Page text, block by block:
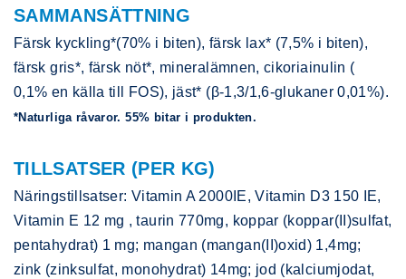
SAMMANSÄTTNING
Färsk kyckling*(70% i biten), färsk lax* (7,5% i biten),
färsk gris*, färsk nöt*, mineralämnen, cikoriainulin (
0,1% en källa till FOS), jäst* (β-1,3/1,6-glukaner 0,01%).
*Naturliga råvaror. 55% bitar i produkten.
TILLSATSER (PER KG)
Näringstillsatser: Vitamin A 2000IE, Vitamin D3 150 IE,
Vitamin E 12 mg , taurin 770mg, koppar (koppar(II)sulfat,
pentahydrat) 1 mg; mangan (mangan(II)oxid) 1,4mg;
zink (zinksulfat, monohydrat) 14mg; jod (kalciumjodat,